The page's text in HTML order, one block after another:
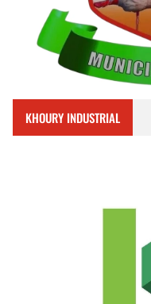
KHOURY INDUSTRIAL